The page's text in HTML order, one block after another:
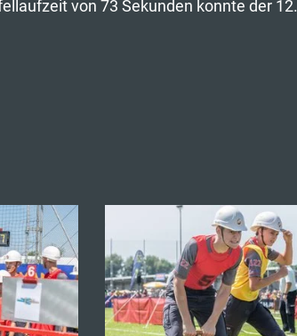
von 73 Sekunden konnte der 12.